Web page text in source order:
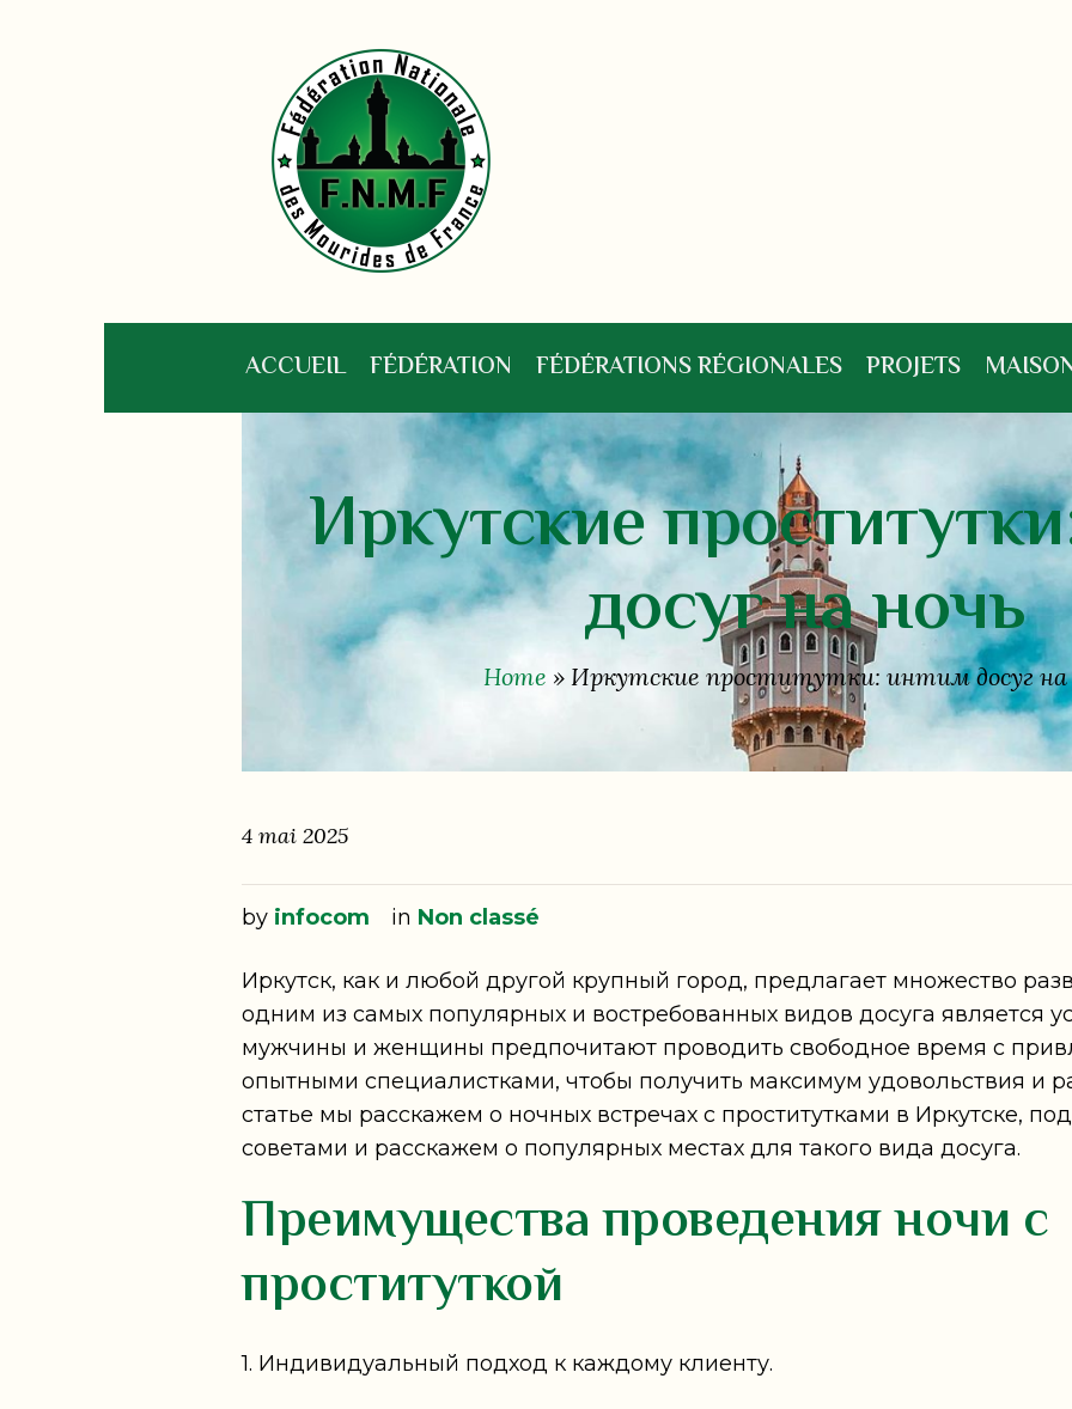
ACCUEIL FÉDÉRATION FÉDÉRATIONS RÉGIONALES PROJETS
Иркутские
досуг на ночь
Home » Иркутские проститутки: интим досуг на
4 mai 2025
by infocom in Non classé
Иркутск, как и любой другой крупный город, предлагает множество
одним из самых популярных и востребованных видов досуга является
мужчины и женщины предпочитают проводить свободное время с
опытными специалистками, чтобы получить максимум удовольствия и
статье мы расскажем о ночных встречах с проститутками в Иркутске,
советами и расскажем о популярных местах для такого вида досуга.
Преимущества проведения ночи с
проституткой
1. Индивидуальный подход к каждому клиенту.